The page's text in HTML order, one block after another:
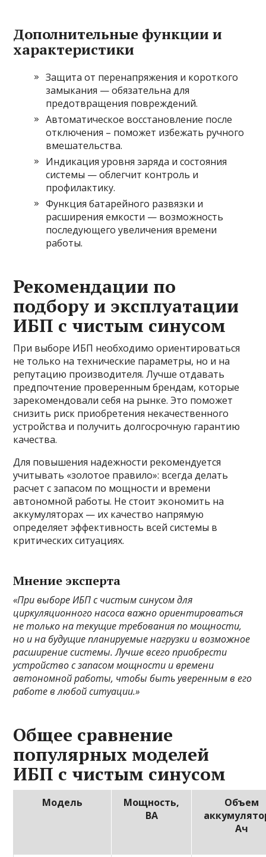
Дополнительные функции и
характеристики
Защита от перенапряжения и короткого
замыкания — обязательна для
предотвращения повреждений.
Автоматическое восстановление после
отключения – поможет избежать ручного
вмешательства.
Индикация уровня заряда и состояния
системы — облегчит контроль и
профилактику.
Функция батарейного развязки и
расширения емкости — возможность
последующего увеличения времени
работы.
Рекомендации по
подбору и эксплуатации
ИБП с чистым синусом
При выборе ИБП необходимо ориентироваться
не только на технические параметры, но и на
репутацию производителя. Лучше отдавать
предпочтение проверенным брендам, которые
зарекомендовали себя на рынке. Это поможет
снизить риск приобретения некачественного
устройства и получить долгосрочную гарантию
качества.
Для повышения надежности рекомендуется
учитывать «золотое правило»: всегда делать
расчет с запасом по мощности и времени
автономной работы. Не стоит экономить на
аккумуляторах — их качество напрямую
определяет эффективность всей системы в
критических ситуациях.
Мнение эксперта
«При выборе ИБП с чистым синусом для
циркуляционного насоса важно ориентироваться
не только на текущие требования по мощности,
но и на будущие планируемые нагрузки и возможное
расширение системы. Лучше всего приобрести
устройство с запасом мощности и времени
автономной работы, чтобы быть уверенным в его
работе в любой ситуации.»
Общее сравнение
популярных моделей
ИБП с чистым синусом
Модель
Мощность,
ВА
Объем
Ач